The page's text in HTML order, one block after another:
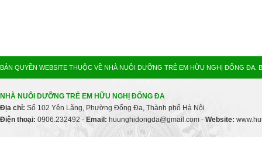
BẢN QUYỀN WEBSITE THUỘC VỀ NHÀ NUÔI DƯỠNG TRẺ EM HỮU NGHỊ ĐỐNG ĐA.
NHÀ NUÔI DƯỠNG TRẺ EM HỮU NGHỊ ĐỐNG ĐA
Địa chỉ: Số 102 Yên Lãng, Phường Đống Đa, Thành phố Hà Nội
Điện thoại: 0906.232492 - Email: huunghidongda@gmail.com - Website: